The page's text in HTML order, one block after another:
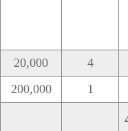
20,000
4
200,000 1